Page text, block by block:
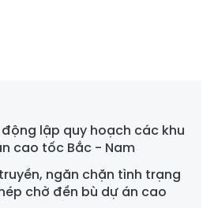
động lập quy hoạch các khu
cao tốc Bắc - Nam
ngăn chặn tình trạng
chờ đền bù dự án cao